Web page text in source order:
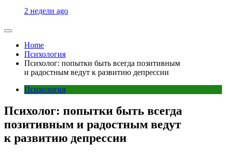
2 недели ago
Home
Психология
Психолог: попытки быть всегда позитивным
и радостным ведут к развитию депрессии
Психология
Психолог: попытки быть всегда
позитивным и радостным ведут
к развитию депрессии